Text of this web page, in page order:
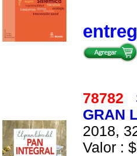
78782
GRAN
2018,
Valor :